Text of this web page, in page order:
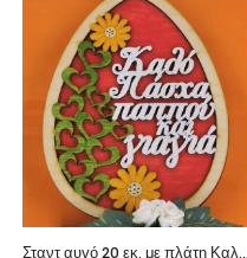
Σταντ αυγό 20 εκ. με πλάτη Καλό Πάσχα παππού και γιαγιά